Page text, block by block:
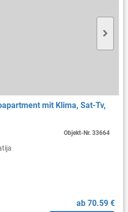
mit Klima, Sat-Tv,
ab 70.59 €
Objekt-Nr.33664